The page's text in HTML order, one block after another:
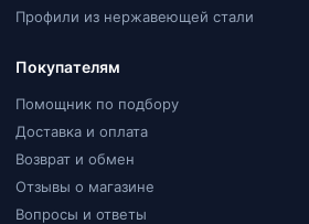
Профили из нержавеющей стали
Покупателям
Помощник по подбору
Доставка и оплата
Возврат и обмен
Отзывы о магазине
Вопросы и ответы